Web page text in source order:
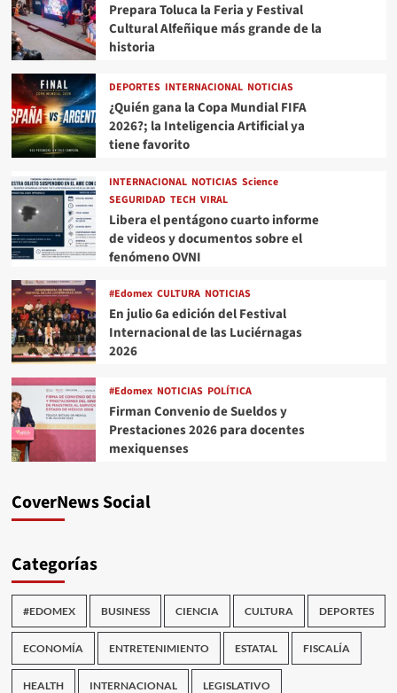
Prepara Toluca la Feria y Festival
Cultural Alfeñique más grande de la
historia
DEPORTES INTERNACIONAL NOTICIAS
¿Quién gana la Copa Mundial FIFA
2026?; la Inteligencia Artificial ya
tiene favorito
INTERNACIONAL NOTICIAS Science
SEGURIDAD TECH VIRAL
Libera el pentágono cuarto informe
de videos y documentos sobre el
fenómeno OVNI
#Edomex CULTURA NOTICIAS
En julio 6a edición del Festival
Internacional de las Luciérnagas
2026
#Edomex NOTICIAS POLÍTICA
Firman Convenio de Sueldos y
Prestaciones 2026 para docentes
mexiquenses
CoverNews Social
Categorías
#EDOMEX BUSINESS CIENCIA CULTURA DEPORTES
ECONOMÍA ENTRETENIMIENTO ESTATAL FISCALÍA
HEALTH INTERNACIONAL LEGISLATIVO